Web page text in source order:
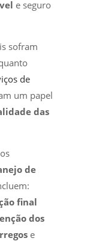
e seguro
sofram
de
um papel
das
de
final
dos
e